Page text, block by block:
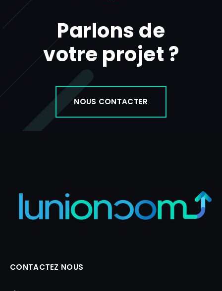
e
d
n
Parlons de
votre projet ?
NOUS CONTACTER
CONTACTEZ NOUS